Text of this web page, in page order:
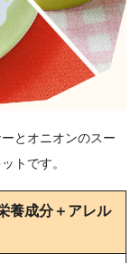
とオニオンのスー
トです。
養成分＋アレル